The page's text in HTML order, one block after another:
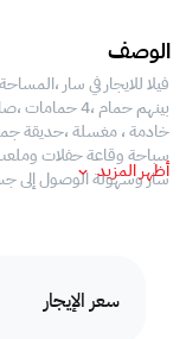
سعر الإيجار
الوصف
بينهم حمام ،4
خادمة ، مغسلة ،حديقة
سباحة وقاعة حفلات
سار وسهولة الوصول إلى جسر السعودية
أظهر المزيد